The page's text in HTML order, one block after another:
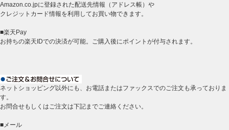
Amazon.co.jpに登録された配送先情報（アドレス帳）や
クレジットカード情報を利用してお買い物できます。
■楽天Pay
お持ちの楽天IDでの決済が可能。ご購入後にポイントが付与されます。
ネットショッピング以外にも、お電話またはファックスでのご注文も承っておりま
す。
お問合せもしくはご注文は下記までご連絡ください。
■メール